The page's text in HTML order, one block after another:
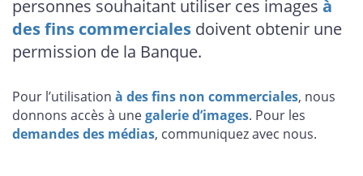
personnes souhaitant utiliser ces images à
des fins commerciales doivent obtenir une
permission de la Banque.
Pour l’utilisation à des fins non commerciales, nous
donnons accès à unegalerie d’images. Pour les
demandes des médias, communiquez avec nous.